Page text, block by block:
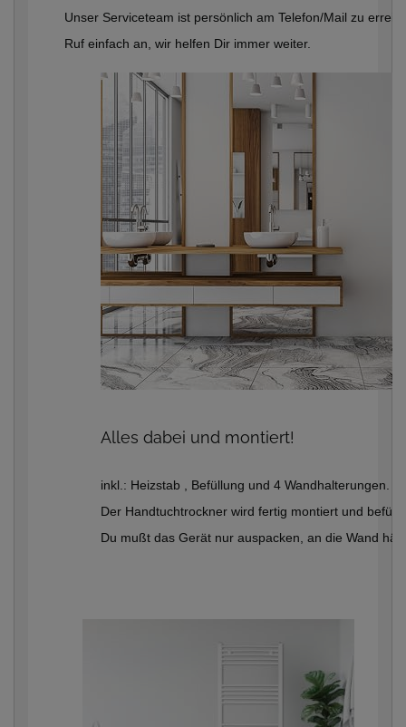
Unser Serviceteam ist persönlich am Telefon/Mail zu
Ruf einfach an, wir helfen Dir immer weiter.
Alles dabei und montiert!
inkl.: Heizstab , Befüllung und 4 Wandhalterungen.
Der Handtuchtrockner wird fertig montiert und
Du mußt das Gerät nur auspacken, an die Wand